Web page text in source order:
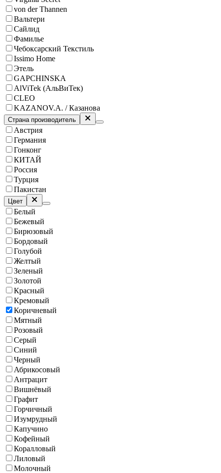
von der Thannen
Вальтери
Сайлид
Фамилье
Чебоксарский Текстиль
Issimo Home
Этель
GAPCHINSKA
AlViTek (АльВиТек)
CLEO
KAZANOV.A. / Казанова
Страна производитель
Австрия
Германия
Гонконг
КИТАЙ
Россия
Турция
Пакистан
Цвет
Белый
Бежевый
Бирюзовый
Бордовый
Голубой
Желтый
Зеленый
Золотой
Красный
Кремовый
Коричневый
Мятный
Розовый
Серый
Синий
Черный
Абрикосовый
Антрацит
Вишнёвый
Графит
Горчичный
Изумрудный
Капучино
Кофейный
Коралловый
Лиловый
Молочный